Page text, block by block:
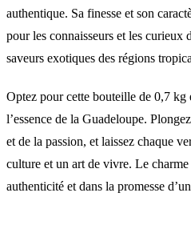
authentique. Sa finesse et son
pour les connaisseurs et les curieux
saveurs exotiques des régions
Optez pour cette bouteille de 0,7 kg
l’essence de la Guadeloupe.
et de la passion, et laissez chaque
culture et un art de vivre. Le
authenticité et dans la promesse